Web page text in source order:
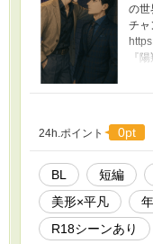
の世
チャ
『
カ
とし
年下
責任
人
はな
代の
が揺
も、
24h.ポイント 0pt
BL 短編
美形×平凡
R18シーンあり